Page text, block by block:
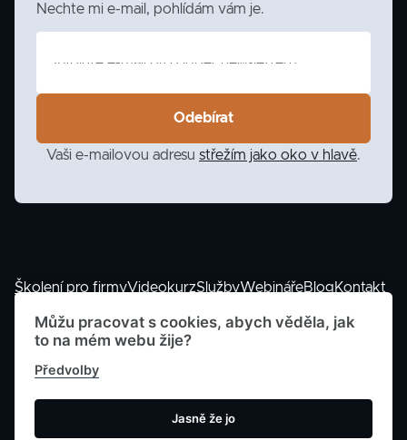
Nechte mi e-mail, pohlídám vám je.
Vaši e-mailovou adresu střežím jako oko v hlavě.
Školení pro firmyVideokurzSlužbyWebinářeBlogKontakt
Podmínky spolupráce
Můžu pracovat s cookies, abych věděla, jak
to na mém webu žije?
Předvolby
Jasně že jo